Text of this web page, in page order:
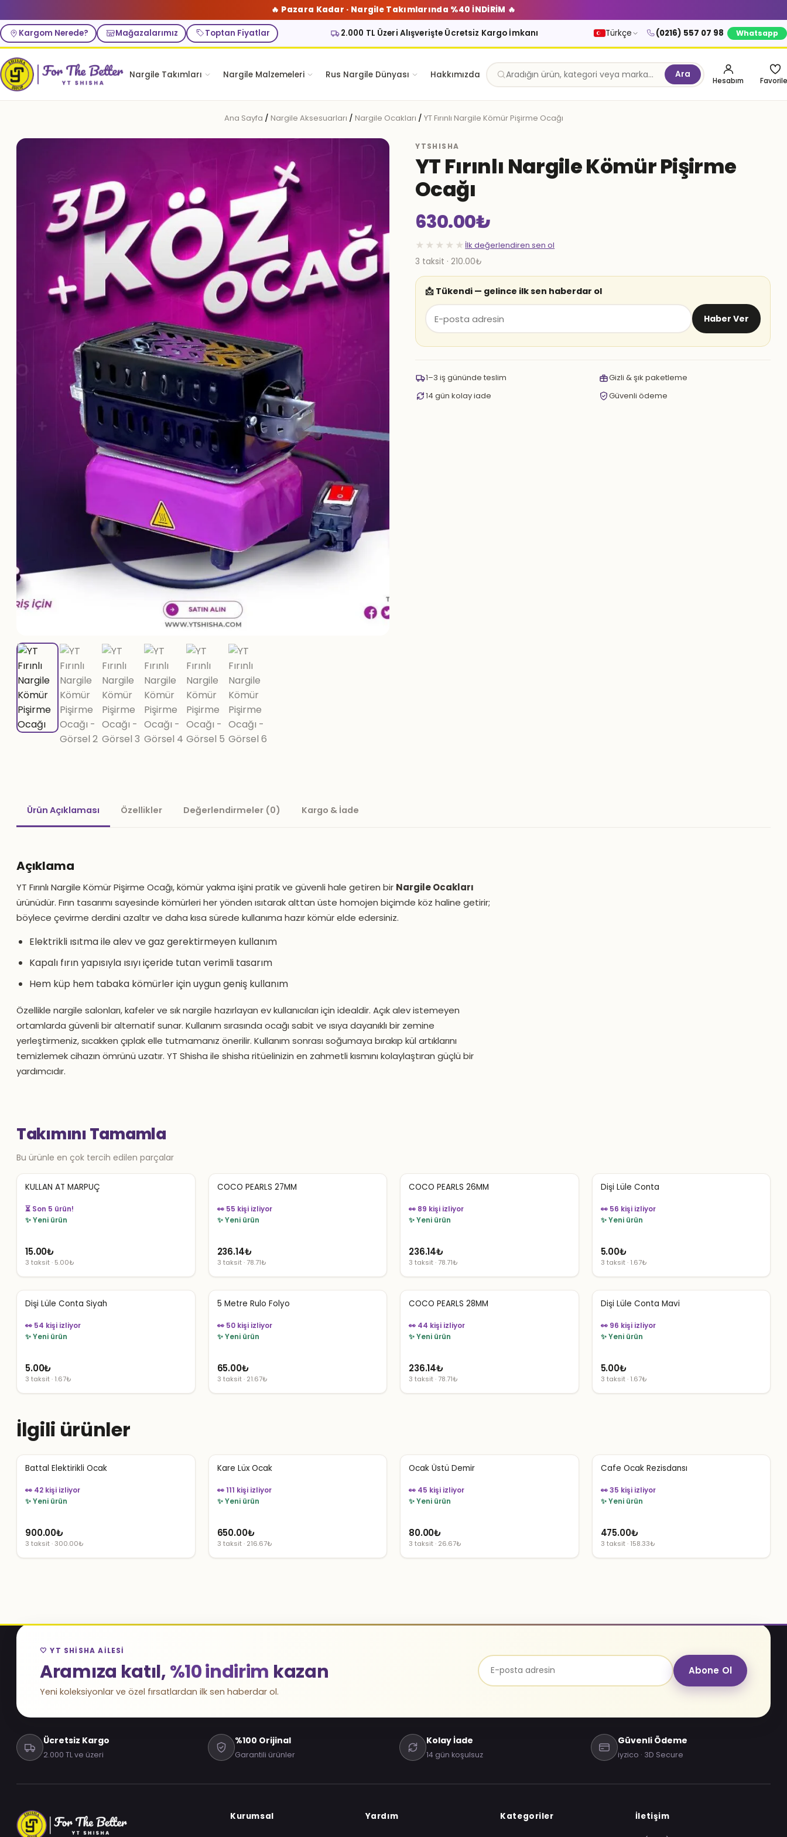
🔥 Pazara Kadar · Nargile Takımlarında %40 İNDİRİM 🔥
Kargom Nerede? Mağazalarımız Toptan Fiyatlar 2.000 TL Üzeri Alışverişte Ücretsiz Kargo İmkanı Türkçe (0216) 557 07 98 Whatsapp
Nargile Takımları Nargile Malzemeleri Rus Nargile Dünyası Hakkımızda Ara
Hesabım
Ana Sayfa / Nargile Aksesuarları / Nargile Ocakları / YT Fırınlı Nargile Kömür Pişirme Ocağı
YTSHISHA
YT Fırınlı Nargile Kömür Pişirme
Ocağı
630.00₺
★★★★★ İlk değerlendiren sen ol
3 taksit · 210.00₺
📩 Tükendi — gelince ilk sen haberdar ol
Haber Ver
1–3 iş gününde teslim
Gizli & şık paketleme
14 gün kolay iade
Güvenli ödeme
Ürün Açıklaması Özellikler Değerlendirmeler (0) Kargo & İade
Açıklama
YT Fırınlı Nargile Kömür Pişirme Ocağı, kömür yakma işini pratik ve güvenli hale getiren bir Nargile Ocakları
ürünüdür. Fırın tasarımı sayesinde kömürleri her yönden ısıtarak alttan üste homojen biçimde köz haline getirir;
böylece çevirme derdini azaltır ve daha kısa sürede kullanıma hazır kömür elde edersiniz.
Elektrikli ısıtma ile alev ve gaz gerektirmeyen kullanım
Kapalı fırın yapısıyla ısıyı içeride tutan verimli tasarım
Hem küp hem tabaka kömürler için uygun geniş kullanım
Özellikle nargile salonları, kafeler ve sık nargile hazırlayan ev kullanıcıları için idealdir. Açık alev istemeyen
ortamlarda güvenli bir alternatif sunar. Kullanım sırasında ocağı sabit ve ısıya dayanıklı bir zemine
yerleştirmeniz, sıcakken çıplak elle tutmamanız önerilir. Kullanım sonrası soğumaya bırakıp kül artıklarını
temizlemek cihazın ömrünü uzatır. YT Shisha ile shisha ritüelinizin en zahmetli kısmını kolaylaştıran güçlü bir
yardımcıdır.
Takımını Tamamla
Bu ürünle en çok tercih edilen parçalar
KULLAN AT MARPUÇ
👀 54 kişi izliyor
✨ Yeni ürün
15.00₺
3 taksit · 5.00₺
COCO PEARLS 27MM
👀 55 kişi izliyor
✨ Yeni ürün
236.14₺
3 taksit · 78.71₺
COCO PEARLS 26MM
👀 89 kişi izliyor
✨ Yeni ürün
236.14₺
3 taksit · 78.71₺
Dişi Lüle Conta
👀 56 kişi izliyor
✨ Yeni ürün
5.00₺
3 taksit · 1.67₺
Dişi Lüle Conta Siyah
👀 54 kişi izliyor
✨ Yeni ürün
5.00₺
3 taksit · 1.67₺
5 Metre Rulo Folyo
👀 50 kişi izliyor
✨ Yeni ürün
65.00₺
3 taksit · 21.67₺
COCO PEARLS 28MM
👀 44 kişi izliyor
✨ Yeni ürün
236.14₺
3 taksit · 78.71₺
Dişi Lüle Conta Mavi
👀 96 kişi izliyor
✨ Yeni ürün
5.00₺
3 taksit · 1.67₺
İlgili ürünler
Battal Elektirikli Ocak
👀 42 kişi izliyor
✨ Yeni ürün
900.00₺
3 taksit · 300.00₺
Kare Lüx Ocak
👀 111 kişi izliyor
✨ Yeni ürün
650.00₺
3 taksit · 216.67₺
Ocak Üstü Demir
👀 45 kişi izliyor
✨ Yeni ürün
80.00₺
3 taksit · 26.67₺
Cafe Ocak Rezisdansı
👀 35 kişi izliyor
✨ Yeni ürün
475.00₺
3 taksit · 158.33₺
🤍 YT SHISHA AILESI
Aramıza katıl,%10 indirim kazan
Yeni koleksiyonlar ve özel fırsatlardan ilk sen haberdar ol.
Abone Ol
Ücretsiz Kargo
2.000 TL ve üzeri
%100 Orijinal
Garantili ürünler
Kolay İade
14 gün koşulsuz
Güvenli Ödeme
iyzico · 3D Secure
Kurumsal Yardım Kategoriler İletişim